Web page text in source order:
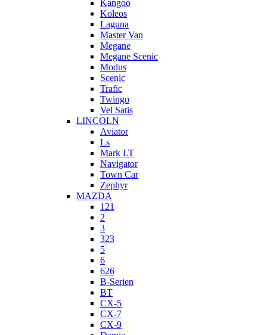
Kangoo
Koleos
Laguna
Master Van
Megane
Megane Scenic
Modus
Scenic
Trafic
Twingo
Vel Satis
LINCOLN
Aviator
Ls
Mark LT
Navigator
Town Car
Zephyr
MAZDA
121
2
3
323
5
6
626
B-Serien
BT
CX-5
CX-7
CX-9